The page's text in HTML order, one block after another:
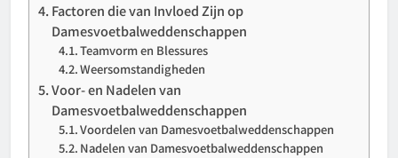
Factoren die van Invloed Zijn op
Damesvoetbalweddenschappen
Teamvorm en Blessures
Weersomstandigheden
Voor- en Nadelen van
Damesvoetbalweddenschappen
Voordelen van Damesvoetbalweddenschappen
Nadelen van Damesvoetbalweddenschappen